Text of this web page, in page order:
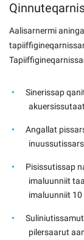
Aalisarnermi
Sinerissap
Angallat
Pisissutissap
imaluunniit
imaluunniit
pilersaarut